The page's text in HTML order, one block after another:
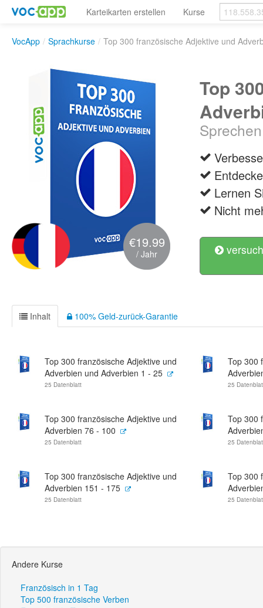
Karteikarten erstellen Kurse
VocApp / Sprachkurse / Top 300 französische Adjektive und
€19.99
/ Jahr
Top
Lernen
Nicht
Inhalt 100% Geld-zurück-Garantie
Top 300 französische Adjektive und
Adverbien und Adverbien 1 - 25
25 Datenblatt
Top 300
25
Top 300 französische Adjektive und
Adverbien 76 - 100
25 Datenblatt
Top 300
25
Top 300 französische Adjektive und
Adverbien 151 - 175
25 Datenblatt
Top 300
25
Andere Kurse
Französisch in 1 Tag
Top 500 französische Verben